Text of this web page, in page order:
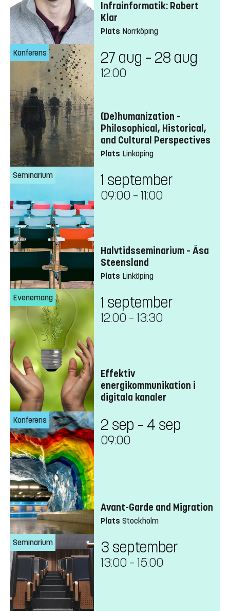
Infrainformatik: Robert
Klar
Plats Norrköping
Konferens 27 aug – 28 aug
12:00
(De)humanization –
Philosophical, Historical,
and Cultural Perspectives
Plats Linköping
Seminarium 1 september
09:00 – 11:00
Halvtidsseminarium – Åsa
Steensland
Plats Linköping
Evenemang 1 september
12:00 – 13:30
Effektiv
energikommunikation i
digitala kanaler
Konferens 2 sep – 4 sep
09:00
Avant-Garde and Migration
Plats Stockholm
Seminarium 3 september
13:00 – 15:00